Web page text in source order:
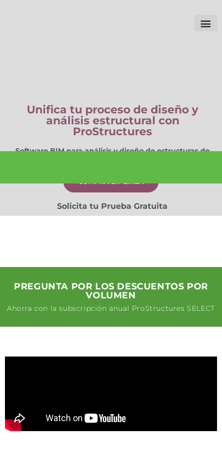
Unifica tu proceso de diseño y
análisis estructural con
ProStructures
Software BIM para análisis y diseño de estructuras de
Solicita tu Prueba Gratuita
PREGUNTA POR LOS DESCUENTOS POR
VOLUMEN
Ahorra con la subscripción anual ProStructures SELECT